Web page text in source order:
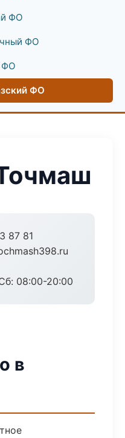
ФО
ФО
ФО
87 81
08:00-20:00
в